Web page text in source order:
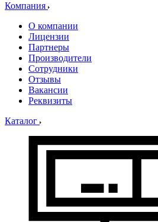
Компания
О компании
Лицензии
Партнеры
Производители
Сотрудники
Отзывы
Вакансии
Реквизиты
Каталог